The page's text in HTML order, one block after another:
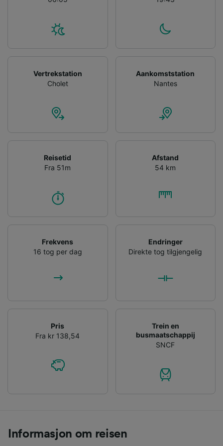
Vertrekstation
Cholet
Aankomststation
Nantes
Reisetid
Fra 51m
Afstand
54 km
Frekvens
16 tog per dag
Endringer
Direkte tog tilgjengelig
Pris
Fra kr 138,54
Trein en
busmaatschappij
SNCF
Informasjon om reisen
audience research and services development.